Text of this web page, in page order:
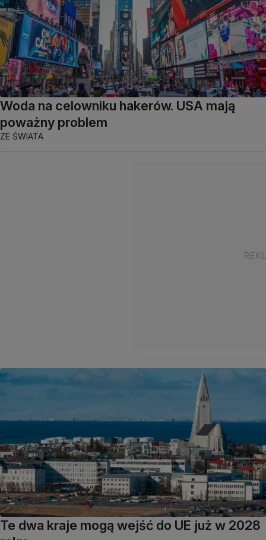
Woda na celowniku hakerów. USA mają
poważny problem
ZE ŚWIATA
Te dwa kraje mogą wejść do UE już w 2028